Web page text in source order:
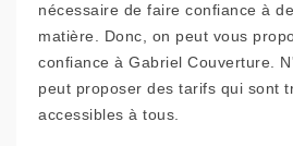
nécessaire de faire confiance à
matière. Donc, on peut vous
confiance à Gabriel Couverture.
peut proposer des tarifs qui sont
accessibles à tous.